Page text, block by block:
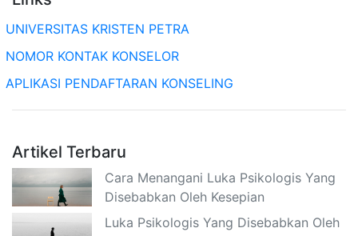
UNIVERSITAS KRISTEN PETRA
NOMOR KONTAK KONSELOR
APLIKASI PENDAFTARAN KONSELING
Artikel Terbaru
Cara Menangani Luka Psikologis Yang
Disebabkan Oleh Kesepian
Luka Psikologis Yang Disebabkan Oleh